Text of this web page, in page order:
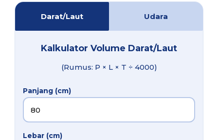
Darat/Laut Udara
Kalkulator Volume Darat/Laut
(Rumus: P × L × T ÷ 4000)
Panjang (cm)
Lebar (cm)